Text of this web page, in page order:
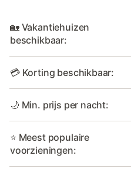
🏡 Vakantiehuizen
beschikbaar:
💳 Korting beschikbaar:
🌙 Min. prijs per nacht:
⭐ Meest populaire
voorzieningen: